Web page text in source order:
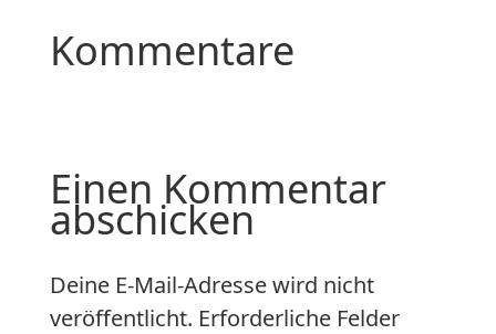
Kommentare
Einen Kommentar
abschicken
Deine E-Mail-Adresse wird nicht
veröffentlicht. Erforderliche Felder